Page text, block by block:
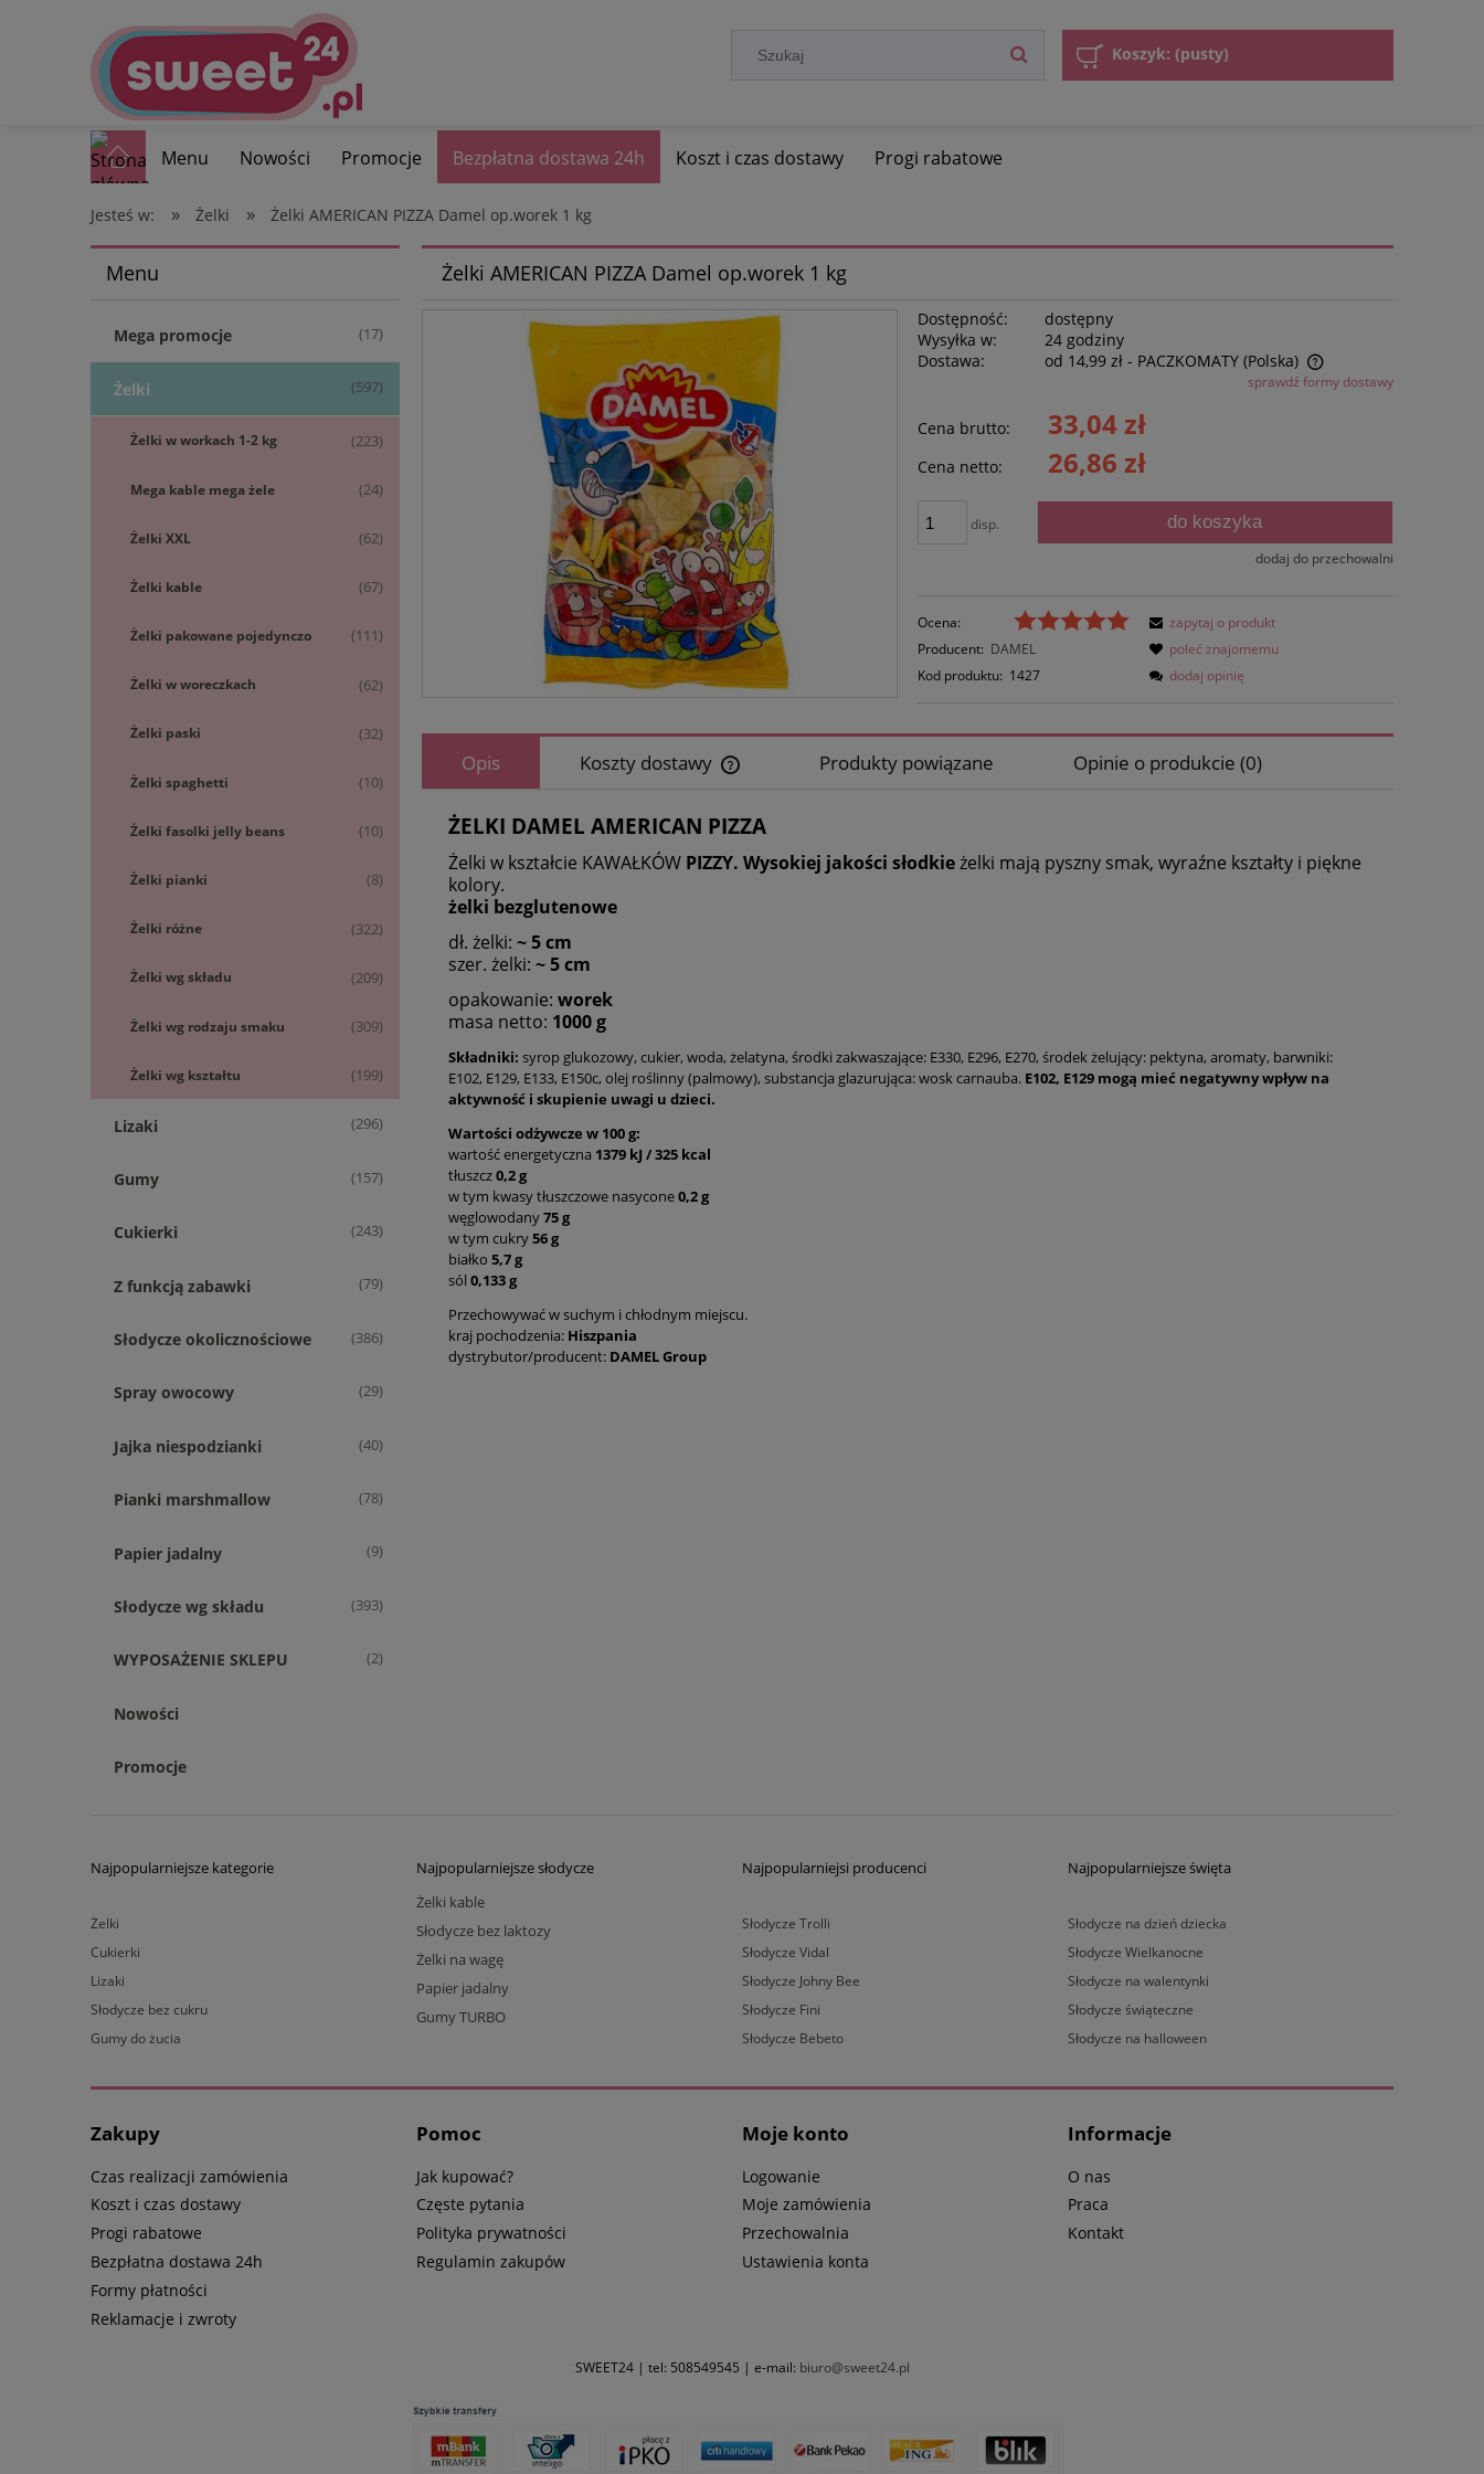
Koszyk: (pusty)
Menu Nowości Promocje Bezpłatna dostawa 24h Koszt i czas dostawy Progi rabatowe
Jesteś w: » Żelki » Żelki AMERICAN PIZZA Damel op.worek 1 kg
Menu
Mega promocje (17)
Żelki (597)
Żelki w workach 1-2 kg (223)
Mega kable mega żele (24)
Żelki XXL (62)
Żelki kable (67)
Żelki pakowane pojedynczo (111)
Żelki w woreczkach (62)
Żelki paski (32)
Żelki spaghetti (10)
Żelki fasolki jelly beans (10)
Żelki pianki (8)
Żelki różne (322)
Żelki wg składu (209)
Żelki wg rodzaju smaku (309)
Żelki wg kształtu (199)
Lizaki (296)
Gumy (157)
Cukierki (243)
Z funkcją zabawki (79)
Słodycze okolicznościowe (386)
Spray owocowy (29)
Jajka niespodzianki (40)
Pianki marshmallow (78)
Papier jadalny (9)
Słodycze wg składu (393)
WYPOSAŻENIE SKLEPU (2)
Nowości
Promocje
Żelki AMERICAN PIZZA Damel op.worek 1 kg
Dostępność:
dostępny
Wysyłka w:
24 godziny
Dostawa:
od 14,99 zł - PACZKOMATY(Polska)
Cena nie zawiera ewentualnych kosztów
płatności
sprawdź formy dostawy
Cena brutto: 33,04 zł
Cena netto: 26,86 zł
disp. do koszyka
dodaj do przechowalni
Ocena:
Producent: DAMEL
Kod produktu: 1427
zapytaj o produkt
poleć znajomemu
dodaj opinię
Opis Koszty dostawy
Cena nie zawiera ewentualnych kosztów
Produkty powiązane Opinie o produkcie (0)
ŻELKI DAMEL AMERICAN PIZZA
Żelki w kształcie KAWAŁKÓW PIZZY. Wysokiej jakości słodkieżelki mają pyszny smak, wyraźne kształty i piękne
kolory.
żelki bezglutenowe
dł. żelki: ~ 5 cm
szer. żelki: ~ 5 cm
opakowanie: worek
masa netto: 1000 g
Składniki: syrop glukozowy, cukier, woda, żelatyna, środki zakwaszające: E330, E296, E270, środek żelujący: pektyna, aromaty, barwniki:
E102, E129, E133, E150c, olej roślinny (palmowy), substancja glazurująca: wosk carnauba. E102, E129 mogą mieć negatywny wpływ na
aktywność i skupienie uwagi u dzieci.
Wartości odżywcze w 100 g:
wartość energetyczna 1379 kJ / 325 kcal
tłuszcz0,2 g
w tym kwasy tłuszczowe nasycone0,2 g
węglowodany75 g
w tym cukry56 g
białko 5,7 g
sól 0,133 g
Przechowywać w suchym i chłodnym miejscu.
kraj pochodzenia: Hiszpania
dystrybutor/producent: DAMEL Group
Najpopularniejsze kategorie
Żelki
Cukierki
Lizaki
Słodycze bez cukru
Gumy do żucia
Najpopularniejsze słodycze
Żelki kable
Słodycze bez laktozy
Żelki na wagę
Papier jadalny
Gumy TURBO
Najpopularniejsi producenci
Słodycze Trolli
Słodycze Vidal
Słodycze Johny Bee
Słodycze Fini
Słodycze Bebeto
Najpopularniejsze święta
Słodycze na dzień dziecka
Słodycze Wielkanocne
Słodycze na walentynki
Słodycze świąteczne
Słodycze na halloween
Zakupy
Czas realizacji zamówienia
Koszt i czas dostawy
Progi rabatowe
Bezpłatna dostawa 24h
Formy płatności
Reklamacje i zwroty
Pomoc
Jak kupować?
Częste pytania
Polityka prywatności
Regulamin zakupów
Moje konto
Logowanie
Moje zamówienia
Przechowalnia
Ustawienia konta
Informacje
O nas
Praca
Kontakt
SWEET24 | tel: 508549545 | e-mail: biuro@sweet24.pl